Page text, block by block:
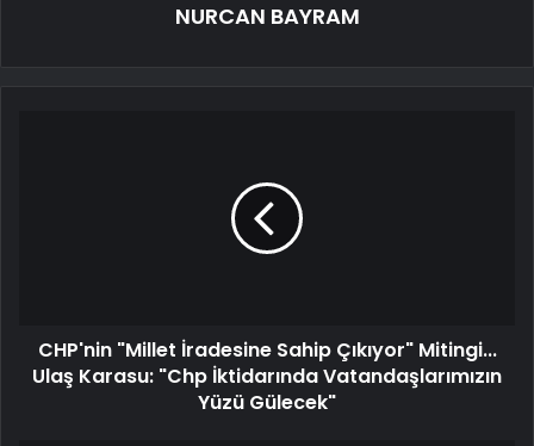
NURCAN BAYRAM
CHP'nin "Millet İradesine Sahip Çıkıyor" Mitingi...
Ulaş Karasu: "Chp İktidarında Vatandaşlarımızın
Yüzü Gülecek"